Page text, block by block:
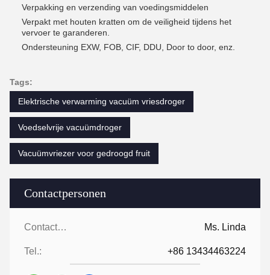
Contactpersonen
Contactpersonen: Ms. Linda
Tel.: +86 13434463224
Verpakking en verzending van voedingsmiddelen
Verpakt met houten kratten om de veiligheid tijdens het
vervoer te garanderen.
Ondersteuning EXW, FOB, CIF, DDU, Door to door, enz.
Tags:
Elektrische verwarming vacuüm vriesdroger
Voedselvrije vacuümdroger
Vacuümvriezer voor gedroogd fruit